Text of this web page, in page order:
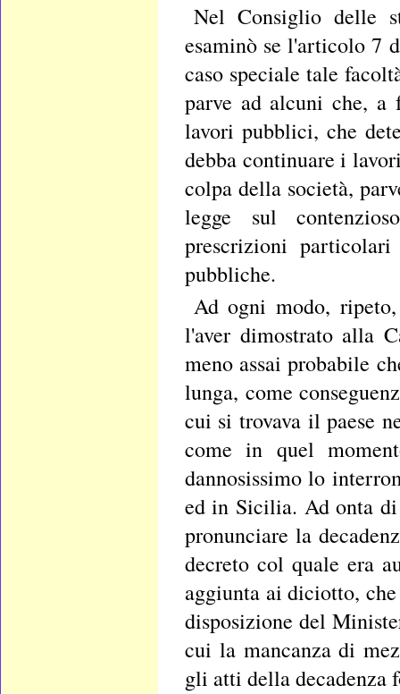
Nel Consiglio delle
esaminò se l'articolo 7
caso speciale tale
parve ad alcuni che,
lavori pubblici, che
debba continuare i
colpa della società,
legge sul
prescrizioni
pubbliche.
Ad ogni modo,
l'aver dimostrato alla
meno assai probabile
lunga, come
cui si trovava il paese
come in quel
dannosissimo lo
ed in Sicilia. Ad onta di
pronunciare la
decreto col quale era
aggiunta ai diciotto,
disposizione del
cui la mancanza di
gli atti della decadenza